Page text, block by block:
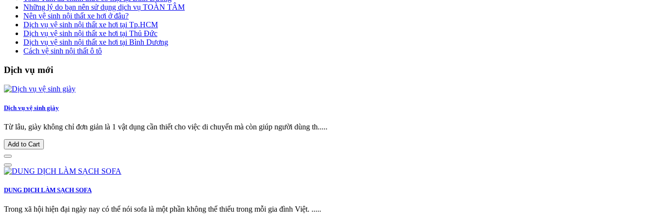
Những lý do bạn nên sử dụng dịch vụ TOÀN TÂM
Nên vệ sinh nội thất xe hơi ở đâu?
Dịch vụ vệ sinh nội thất xe hơi tại Tp.HCM
Dịch vụ vệ sinh nội thất xe hơi tại Thủ Đức
Dịch vụ vệ sinh nội thất xe hơi tại Bình Dương
Cách vệ sinh nội thất ô tô
Dịch vụ mới
Dịch vụ vệ sinh giày
Từ lâu, giày không chỉ đơn giản là 1 vật dụng cần thiết cho việc di chuyển mà còn giúp người dùng th.....
Add to Cart
DUNG DỊCH LÀM SẠCH SOFA
Trong xã hội hiện đại ngày nay có thể nói sofa là một phần không thể thiếu trong mỗi gia đình Việt. .....